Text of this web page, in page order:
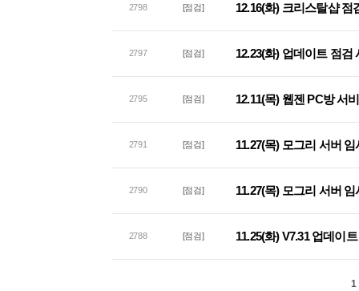
2798 [점검] 12.16(화) 크리스탈샵 점
2797 [점검] 12.23(화) 업데이트 점검
2795 [점검] 12.11(목) 웹젠 PC방 서
2791 [점검] 11.27(목) 모그리 서버
2790 [점검] 11.27(목) 모그리 서버
2788 [점검] 11.25(화) V7.31 업데이
1